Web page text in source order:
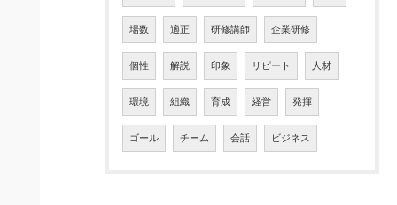
場数 適正 研修講師 企業研修
個性 解説 印象 リピート 人材
環境 組織 育成 経営 発揮
ゴール チーム 会話 ビジネス